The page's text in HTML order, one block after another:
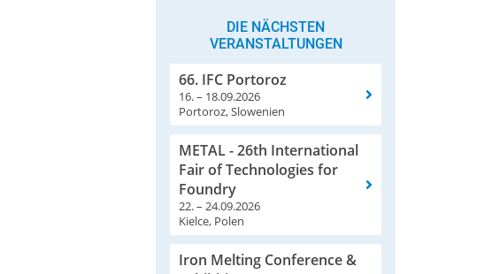
DIE NÄCHSTEN
VERANSTALTUNGEN
66. IFC Portoroz
16. – 18.09.2026
Portoroz, Slowenien
METAL - 26th International
Fair of Technologies for
Foundry
22. – 24.09.2026
Kielce, Polen
Iron Melting Conference &